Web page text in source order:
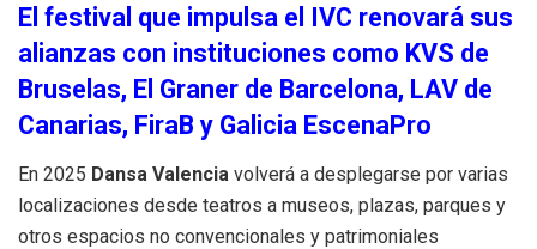
El festival que impulsa el IVC renovará sus
alianzas con instituciones como KVS de
Bruselas, El Graner de Barcelona, LAV de
Canarias, FiraB y Galicia EscenaPro
En 2025 Dansa Valencia volverá a desplegarse por varias
localizaciones desde teatros a museos, plazas, parques y
otros espacios no convencionales y patrimoniales